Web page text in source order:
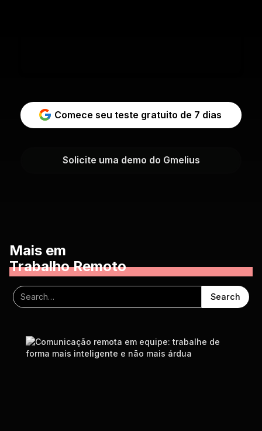
Comece seu teste gratuito de 7 dias
Solicite uma demo do Gmelius
Mais em
Trabalho Remoto